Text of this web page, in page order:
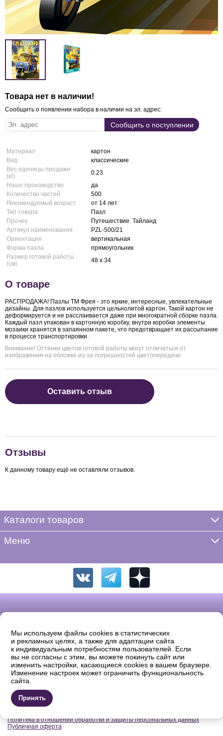
Товара нет в наличии!
Сообщить о появлении набора в наличии на эл. адрес:
Материал
картон
Вид
классические
Вес единицы продажи
(кг)
0.23
Наше производство
да
Количество частей
500
Рекомендуемый возраст
от 14 лет
Тип товара
Пазл
Прочее
Путешествие. Тайланд
Артикул наименования
PZL-500/21
Ориентация
вертикальная
Форма пазла
прямоугольник
Размер готовой работы
(см)
48 x 34
О товаре
РАСПРОДАЖА! Пазлы ТМ Фрея - это яркие, интересные, увлекательные
дизайны. Для пазлов используется цельнолитой картон. Такой картон не
деформируется и не расслаивается даже при многократной сборке пазла.
Каждый пазл упакован в картонную коробку, внутри коробки элементы
мозаики хранятся в запаянном пакете, что предотвращает их рассыпание
в процессе транспортировки.
Внимание! Оттенки цветов готовой работы могут отличаться от
изображения на обложке из-за погрешностей цветопередачи
Оставить отзыв
Отзывы
К данному товару ещё не оставляли отзывов.
Каталоги товаров
Меню
© 2026 «ФРЕЯ». Полное или частичное копирование, воспроизведение
в печатном виде и/или использование в любой форме, цитирование без
письменного разрешения правообладателя запрещено.
Продавец: ООО «Жаккард» ОГРН: 1137746742869 Юридический адрес:
105554, Москва, 11-ая Парковая д.9/35, комната 32. Email: shop@igla.ru
Политика в отношении обработки и защиты персональных данных
Публичная оферта
Мы используем файлы cookies в статистических
и рекламных целях, а также для адаптации сайта
к индивидуальным потребностям пользователей. Если
вы не согласны с этим, вы можете покинуть сайт или
изменить настройки, касающиеся cookies в вашем браузере.
Изменение настроек может ограничить функциональность
сайта.
Принять